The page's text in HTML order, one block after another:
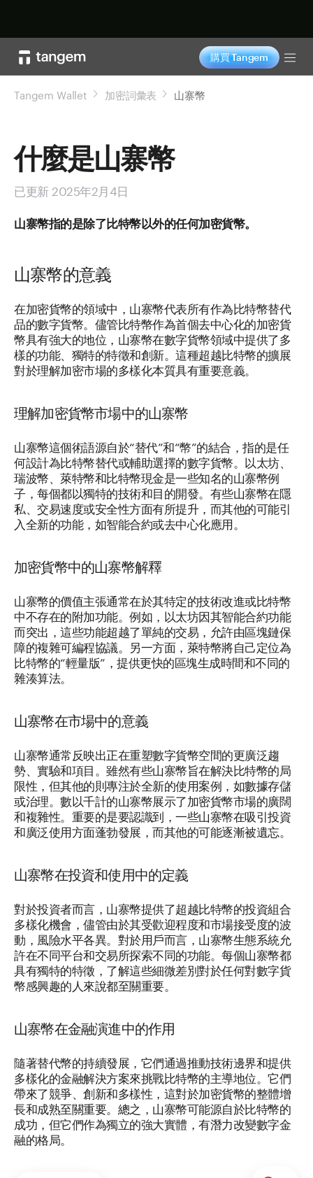
購買 Tangem
Tangem Wallet 加密詞彙表 山寨幣
什麼是山寨幣
已更新 2025年2月4日
山寨幣指的是除了比特幣以外的任何加密貨幣。
山寨幣的意義
在加密貨幣的領域中，山寨幣代表所有作為比特幣替代
品的數字貨幣。儘管比特幣作為首個去中心化的加密貨
幣具有強大的地位，山寨幣在數字貨幣領域中提供了多
樣的功能、獨特的特徵和創新。這種超越比特幣的擴展
對於理解加密市場的多樣化本質具有重要意義。
理解加密貨幣市場中的山寨幣
山寨幣這個術語源自於“替代”和“幣”的結合，指的是任
何設計為比特幣替代或輔助選擇的數字貨幣。以太坊、
瑞波幣、萊特幣和比特幣現金是一些知名的山寨幣例
子，每個都以獨特的技術和目的開發。有些山寨幣在隱
私、交易速度或安全性方面有所提升，而其他的可能引
入全新的功能，如智能合約或去中心化應用。
加密貨幣中的山寨幣解釋
山寨幣的價值主張通常在於其特定的技術改進或比特幣
中不存在的附加功能。例如，以太坊因其智能合約功能
而突出，這些功能超越了單純的交易，允許由區塊鏈保
障的複雜可編程協議。另一方面，萊特幣將自己定位為
比特幣的“輕量版”，提供更快的區塊生成時間和不同的
雜湊算法。
山寨幣在市場中的意義
山寨幣通常反映出正在重塑數字貨幣空間的更廣泛趨
勢、實驗和項目。雖然有些山寨幣旨在解決比特幣的局
限性，但其他的則專注於全新的使用案例，如數據存儲
或治理。數以千計的山寨幣展示了加密貨幣市場的廣闊
和複雜性。重要的是要認識到，一些山寨幣在吸引投資
和廣泛使用方面蓬勃發展，而其他的可能逐漸被遺忘。
山寨幣在投資和使用中的定義
對於投資者而言，山寨幣提供了超越比特幣的投資組合
多樣化機會，儘管由於其受歡迎程度和市場接受度的波
動，風險水平各異。對於用戶而言，山寨幣生態系統允
許在不同平台和交易所探索不同的功能。每個山寨幣都
具有獨特的特徵，了解這些細微差別對於任何對數字貨
幣感興趣的人來說都至關重要。
山寨幣在金融演進中的作用
隨著替代幣的持續發展，它們通過推動技術邊界和提供
多樣化的金融解決方案來挑戰比特幣的主導地位。它們
帶來了競爭、創新和多樣性，這對於加密貨幣的整體增
長和成熟至關重要。總之，山寨幣可能源自於比特幣的
成功，但它們作為獨立的強大實體，有潛力改變數字金
融的格局。